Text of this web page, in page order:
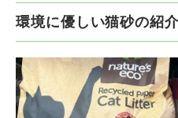
環境に優しい猫砂の紹